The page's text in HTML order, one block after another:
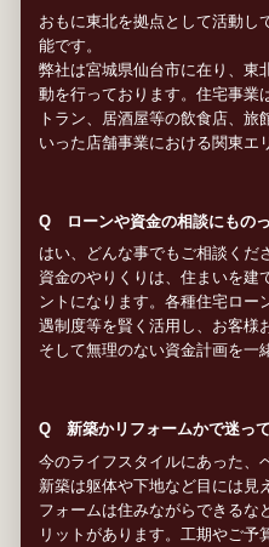
おもに東北を拠点として活動し
能です。
弊社は宮城県仙台市に在り、東
動を行っております。住宅事業
トラン、居酒屋等の飲食店、旅
いった店舗事業における関東エ
Q ローンや資金の相談にもの
はい、どんな事でもご相談くだ
資金のやりくりは、住まいを建
ントになります。各種住宅ロー
遇制度等を賢く活用し、お客様
そして無理のない資金計画を一
Q 新築かリフォームかで迷っ
今のライフスタイルにあった、
新築は躯体や下地など目には見
フォームは住みながらできるな
リットがあります。工期やご予